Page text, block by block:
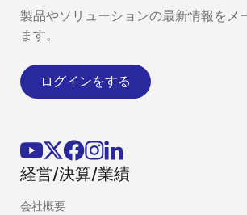
製品やソリューションの最新情報をメ
ます。
ログインをする
経営/決算/業績
会社概要